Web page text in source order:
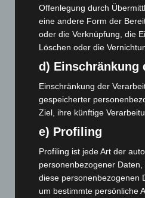
5. August 2026
Celle: Mensch stirbt bei Bagger-
5. August 2026
Gasleitung bei McDonald’s-
beschädigt
5. August 2026
3. August 2026
Hannover: Polizei stoppt 166
Großkontrolle
2. August 2026
Offenlegung durch
eine andere Form der
oder die Verknüpfung, die
Löschen oder die
d) Einschränkung
Einschränkung der
gespeicherter
Ziel, ihre künftige
e) Profiling
Profiling ist jede Art der
personenbezogener
diese personenbezogenen
um bestimmte persönliche